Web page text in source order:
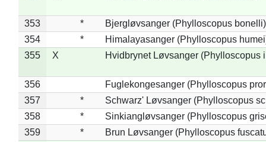
353 *
Bjergløvsanger (Phylloscopus bonelli)
354
*
Himalayasanger (Phylloscopus
355
X Hvidbrynet Løvsanger (Phylloscopus
356
Fuglekongesanger (Phylloscopus
357
*
Schwarz' Løvsanger (Phylloscopus
358
*
Sinkiangløvsanger (Phylloscopus
359
*
Brun Løvsanger (Phylloscopus